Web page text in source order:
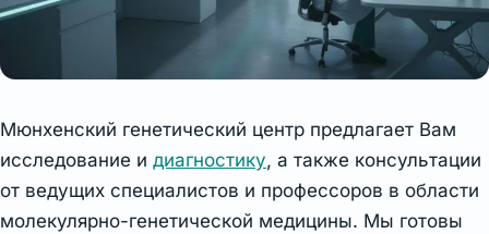
Мюнхенский генетический центр предлагает Вам
исследование и диагностику, а также консультации
от ведущих специалистов и профессоров в области
молекулярно-генетической медицины. Мы готовы